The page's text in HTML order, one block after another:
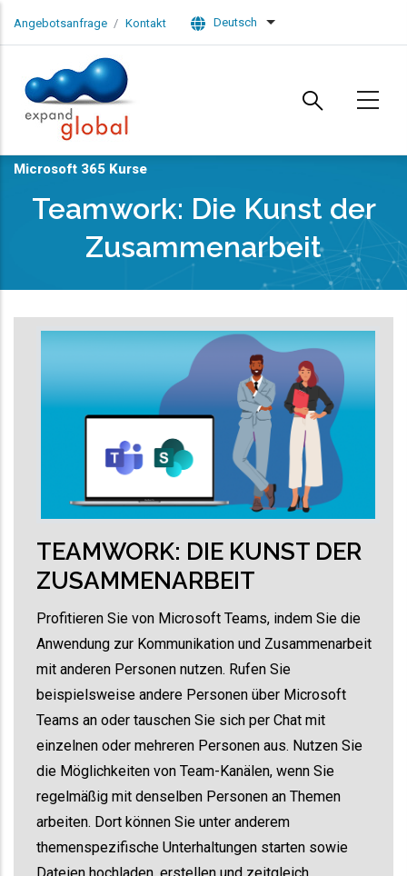
Angebotsanfrage Kontakt Deutsch List additional actions
Microsoft 365 Kurse
Teamwork: Die Kunst der
Zusammenarbeit
TEAMWORK: DIE KUNST DER
ZUSAMMENARBEIT
Profitieren Sie von Microsoft Teams, indem Sie die
Anwendung zur Kommunikation und Zusammenarbeit
mit anderen Personen nutzen. Rufen Sie
beispielsweise andere Personen über Microsoft
Teams an oder tauschen Sie sich per Chat mit
einzelnen oder mehreren Personen aus. Nutzen Sie
die Möglichkeiten von Team-Kanälen, wenn Sie
regelmäßig mit denselben Personen an Themen
arbeiten. Dort können Sie unter anderem
themenspezifische Unterhaltungen starten sowie